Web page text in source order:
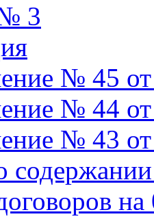
3
№ 45
№ 44
№ 43
на